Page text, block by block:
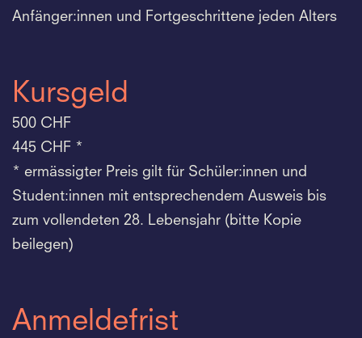
Anfänger:innen und Fortgeschrittene jeden Alters
Kursgeld
500 CHF
445 CHF *
* ermässigter Preis gilt für Schüler:innen und
Student:innen mit entsprechendem Ausweis bis
zum vollendeten 28. Lebensjahr (bitte Kopie
beilegen)
Anmeldefrist